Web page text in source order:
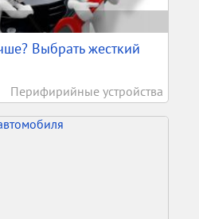
Выбрать жесткий
Перифирийные устройства